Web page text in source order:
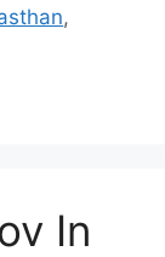
,
In